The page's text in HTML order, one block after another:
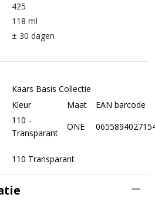
425
118 ml
± 30 dagen
Kaars Basis Collectie
Kleur Maat
EAN barcode
110 -
Transparant
ONE
110 Transparant